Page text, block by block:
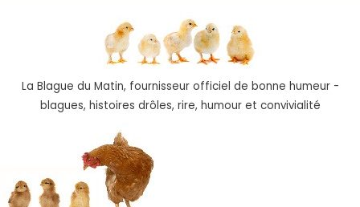
La Blague du Matin, fournisseur officiel de bonne humeur -
blagues, histoires drôles, rire, humour et convivialité